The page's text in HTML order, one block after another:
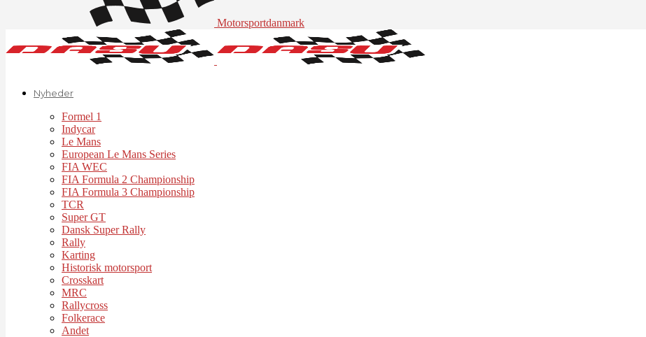
Motorsportdanmark
Nyheder
Formel 1
Indycar
Le Mans
European Le Mans Series
FIA WEC
FIA Formula 2 Championship
FIA Formula 3 Championship
TCR
Super GT
Dansk Super Rally
Rally
Karting
Historisk motorsport
Crosskart
MRC
Rallycross
Folkerace
Andet